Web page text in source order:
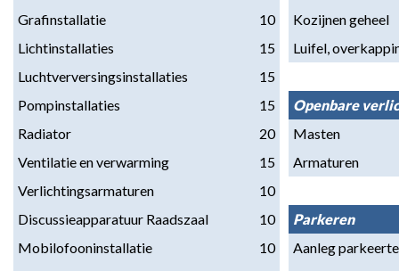
Grafinstallatie
10
Kozijnen geheel
Lichtinstallaties
15
Luifel,
Luchtverversingsinstallaties
15
Pompinstallaties
15
Openbare
Radiator
20
Masten
Ventilatie en verwarming
15
Armaturen
Verlichtingsarmaturen
10
Discussieapparatuur Raadszaal
10
Parkeren
Mobilofooninstallatie
10
Aanleg